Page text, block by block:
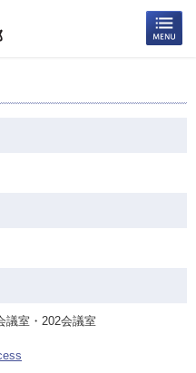
議室・202会議室